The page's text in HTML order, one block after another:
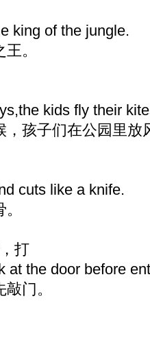
king of the jungle.
。
kids fly their
，孩子们在公园里放
cuts like a knife.
打
at the door before
门。